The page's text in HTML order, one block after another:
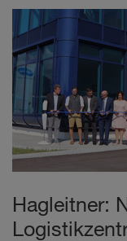
Hagleitner: